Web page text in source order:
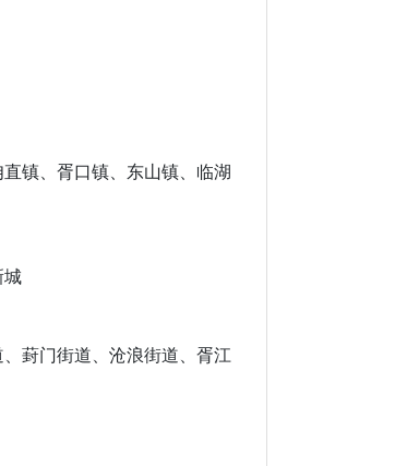
镇、胥口镇、东山镇、临湖
城
葑门街道、沧浪街道、胥江